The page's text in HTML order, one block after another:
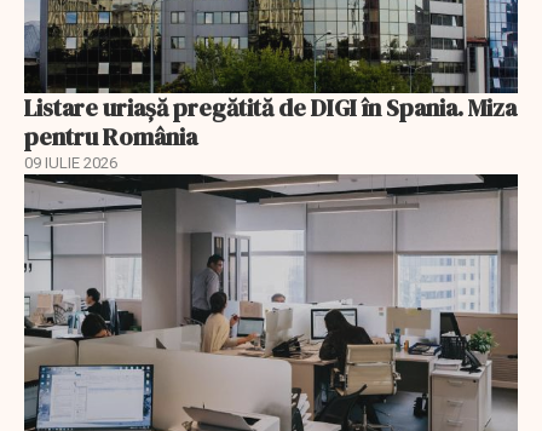
Listare uriașă pregătită de DIGI în Spania. Miza
pentru România
09 IULIE 2026